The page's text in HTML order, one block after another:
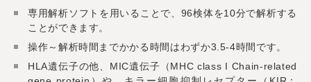
専用解析ソフトを用いることで、96検体を10分で解析する
ことができます。
操作～解析時間までかかる時間はわずか3.5-4時間です。
HLA遺伝子の他、MIC遺伝子（MHC class I Chain-related